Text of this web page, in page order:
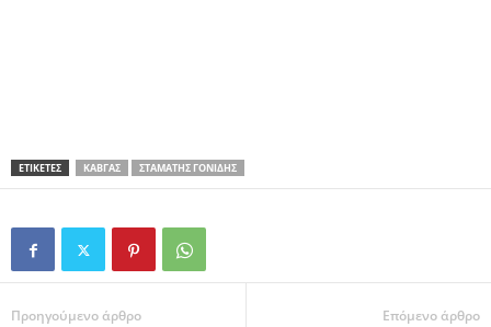
ΕΤΙΚΕΤΕΣ ΚΑΒΓΆΣ ΣΤΑΜΆΤΗΣ ΓΟΝΊΔΗΣ
Προηγούμενο άρθρο Επόμενο άρθρο